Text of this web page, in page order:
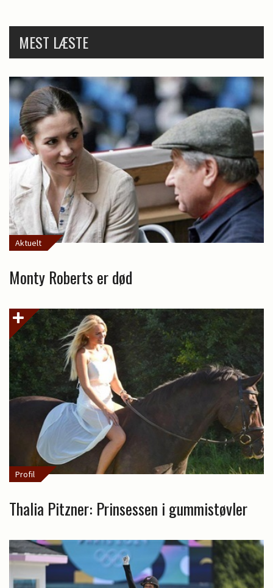
MEST LÆSTE
Aktuelt
Monty Roberts er død
Profil
Thalia Pitzner: Prinsessen i gummistøvler